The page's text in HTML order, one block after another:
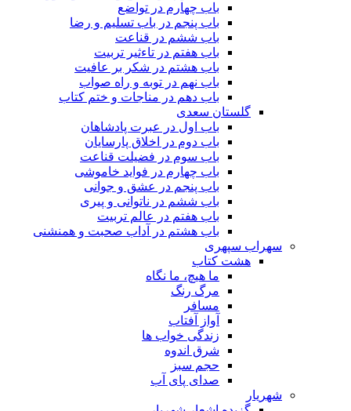
باب چهارم در تواضع
باب پنجم در باب تسلیم و رضا
باب ششم در قناعت
باب هفتم در تاءثیر تربیت
باب هشتم در شکر بر عافیت
باب نهم در توبه و راه صواب
باب دهم در مناجات و ختم کتاب
گلستان سعدی
باب اول در عبرت پادشاهان
باب دوم در اخلاق پارسایان
باب سوم در فضیلت قناعت
باب چهارم در فواید خاموشى
باب پنجم در عشق و جوانى
باب ششم در ناتوانى و پیرى
باب هفتم در عالم تربیت
باب هشتم در آداب صحبت و همنشنى
سهراب سپهری
هشت کتاب
ما هیچ، ما نگاه
مرگ رنگ
مسافر
آواز آفتاب
زندگی خواب ها
شرق اندوه
حجم سبز
صدای پای آب
شهریار